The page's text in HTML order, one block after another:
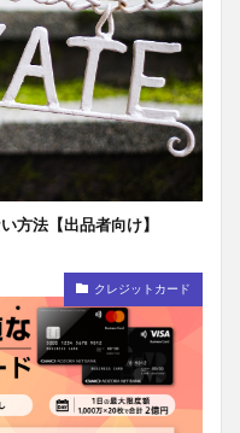
方法【出品者向け】
クレジットカード